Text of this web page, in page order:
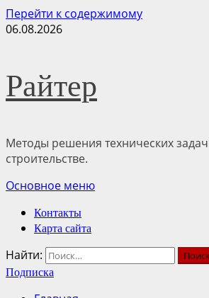
Перейти к содержимому
06.08.2026
Райтер
Методы решения технических
строительстве.
Основное меню
Контакты
Карта сайта
Найти:
Подписка